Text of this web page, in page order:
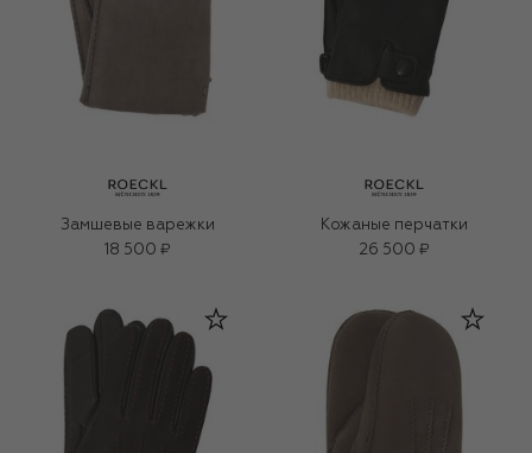
Замшевые варежки
18 500 ₽
Кожаные перчатки
26 500 ₽